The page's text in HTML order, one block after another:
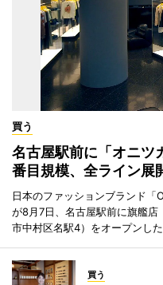
買う
名古屋駅前に「オニ
番目規模、全ライン展
日本のファッションブランド「
が8月7日、名古屋駅前に旗艦
市中村区名駅4）をオープンした
買う